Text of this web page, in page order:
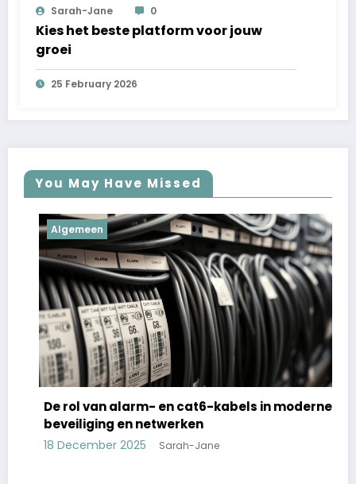
Sarah-Jane 0
Kies het beste platform voor jouw
groei
25 February 2026
You May Have Missed
Algemeen
De rol van alarm- en cat6-kabels in moderne
beveiliging en netwerken
18 December 2025 Sarah-Jane